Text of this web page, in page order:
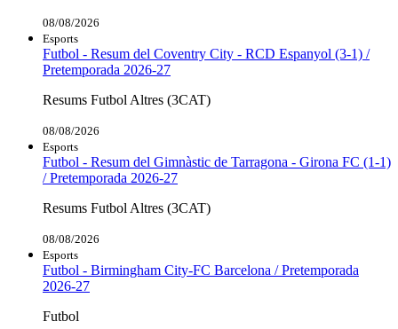
08/08/2026
Esports
Futbol - Resum del Coventry City - RCD Espanyol (3-1) /
Pretemporada 2026-27
Resums Futbol Altres (3CAT)
08/08/2026
Esports
Futbol - Resum del Gimnàstic de Tarragona - Girona FC (1-1)
/ Pretemporada 2026-27
Resums Futbol Altres (3CAT)
08/08/2026
Esports
Futbol - Birmingham City-FC Barcelona / Pretemporada
2026-27
Futbol